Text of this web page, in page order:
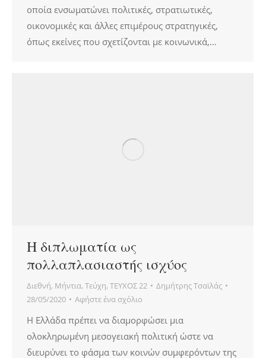
οποία ενσωματώνει πολιτικές, στρατιωτικές,
οικονομικές και άλλες επιμέρους στρατηγικές,
όπως εκείνες που σχετίζονται με κοινωνικά,…
Η διπλωματία ως
πολλαπλασιαστής ισχύος
Διεθνή, Μήντια, Τεύχη, ΤΕΥΧΟΣ 22
Δημήτρης Τσαϊλάς
28/05/2020
Αφήστε ένα σχόλιο
Η Ελλάδα πρέπει να διαμορφώσει μια
ολοκληρωμένη μεσογειακή πολιτική ώστε να
διευρύνει το φάσμα των κοινών συμφερόντων της